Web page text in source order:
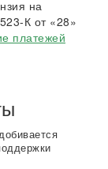
на
К от «28»
платежей